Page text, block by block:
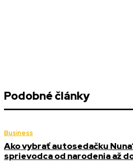
Podobné články
Business
Ako vybrať autosedačku
sprievodca od narodenia až